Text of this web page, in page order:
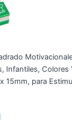
Infantiles, Colores
15mm, para